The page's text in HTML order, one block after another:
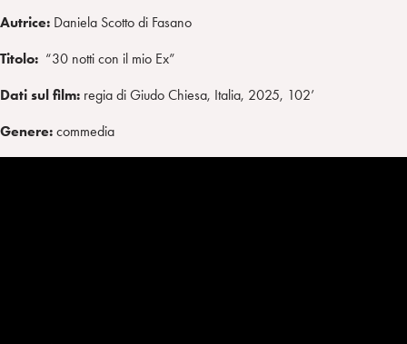
Autrice: Daniela Scotto di Fasano
Titolo: “30 notti con il mio Ex”
Dati sul film: regia di Giudo Chiesa, Italia, 2025, 102’
Genere: commedia